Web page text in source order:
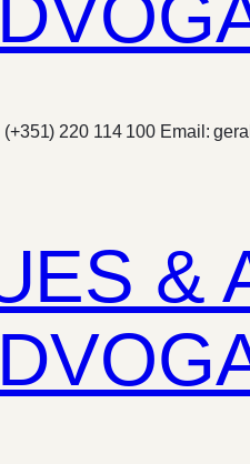
220 114 100 Email:
&